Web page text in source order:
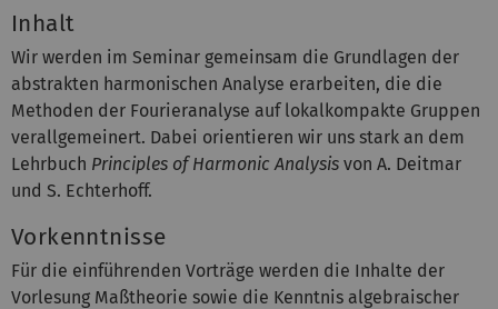
Inhalt
Wir werden im Seminar gemeinsam die Grundlagen der
abstrakten harmonischen Analyse erarbeiten, die die
Methoden der Fourieranalyse auf lokalkompakte Gruppen
verallgemeinert. Dabei orientieren wir uns stark an dem
Lehrbuch Principles of Harmonic Analysis von A. Deitmar
und S. Echterhoff.
Vorkenntnisse
Für die einführenden Vorträge werden die Inhalte der
Vorlesung Maßtheorie sowie die Kenntnis algebraischer